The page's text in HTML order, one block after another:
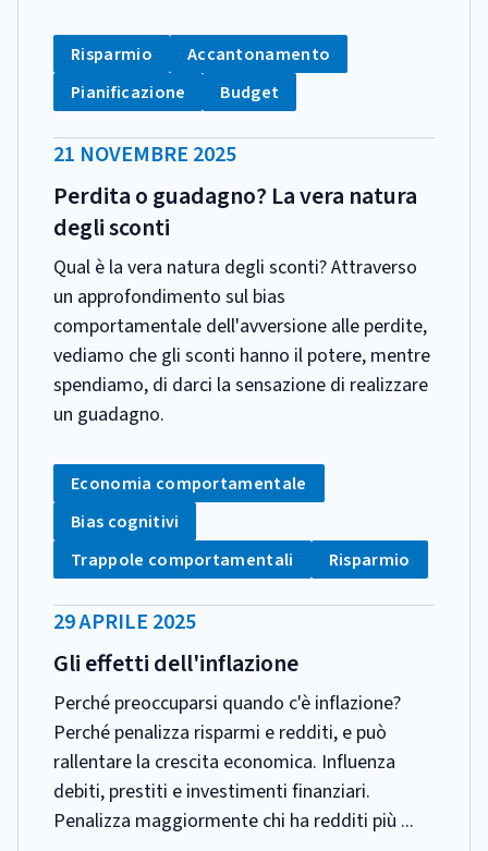
CATEGORIA:
Tag:
Risparmio Tag:
Accantonamento
Tag:
Pianificazione Tag:
Budget
DATA
PUBBLICAZIONE:
21 NOVEMBRE 2025
Perdita o guadagno? La vera natura
degli sconti
Qual è la vera natura degli sconti? Attraverso
un approfondimento sul bias
comportamentale dell'avversione alle perdite,
vediamo che gli sconti hanno il potere, mentre
spendiamo, di darci la sensazione di realizzare
un guadagno.
CATEGORIA:
Tag:
Economia comportamentale
Tag:
Bias cognitivi
Tag:
Trappole comportamentali Tag:
Risparmio
DATA
PUBBLICAZIONE:
29 APRILE 2025
Gli effetti dell'inflazione
Perché preoccuparsi quando c'è inflazione?
Perché penalizza risparmi e redditi, e può
rallentare la crescita economica. Influenza
debiti, prestiti e investimenti finanziari.
Penalizza maggiormente chi ha redditi più ...